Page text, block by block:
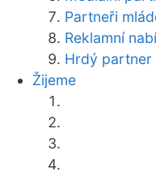
Partneři
Reklamní
Hrdý partner
Žijeme